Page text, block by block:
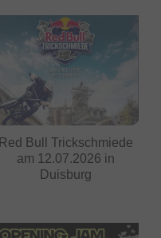
Red Bull Trickschmiede
am 12.07.2026 in
Duisburg